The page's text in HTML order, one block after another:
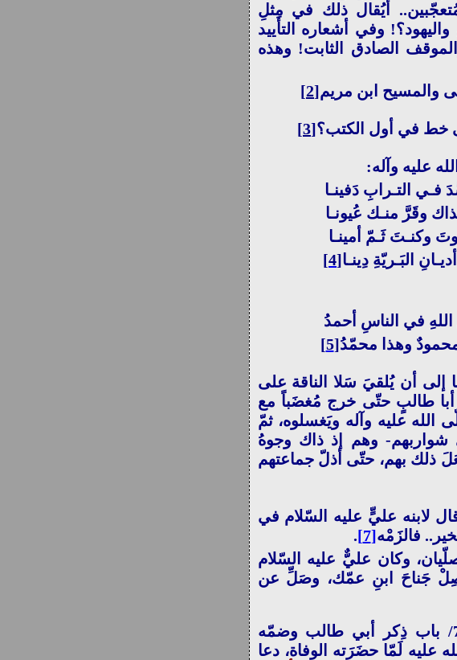
أيُقال ذلك في مِثلِ
وفي أشعاره التأييد
الصادق الثابت! وهذه
ابن مريم[2]
خط في أول الكتب؟[3]
عليه وآله:
التـرابِ دَفينـا
وقَرَّ منـك عُيونـا
ثَـمّ أمينـا
البَـريّةِ دِينـا[4]
في الناسِ أحمدُ
وهذا محمّدُ[5]
إلى أن يُلقيَ سَلا الناقة على
أبا طالبٍ حتّى خرج مُغضَباً مع
عليه وآله ويَغسلوه، ثمّ
شواربهم- وهم إذ ذاك وجوهُ
ذلك بهم، حتّى أذلّ جماعتهم
لابنه عليٍّ عليه السّلام في
فالزَمْه[7]
.
وكان عليٌّ عليه السّلام
صِلْ جَناحَ ابنِ عمّك، وصَلِّ عن
الخامس: جاء في «الطبقات الكبرى لابن سعد 78:1/ باب ذِكر أبي طالب وضمّه
رضوان الله عليه لَمّا حضَرَته الوفاة، دعا